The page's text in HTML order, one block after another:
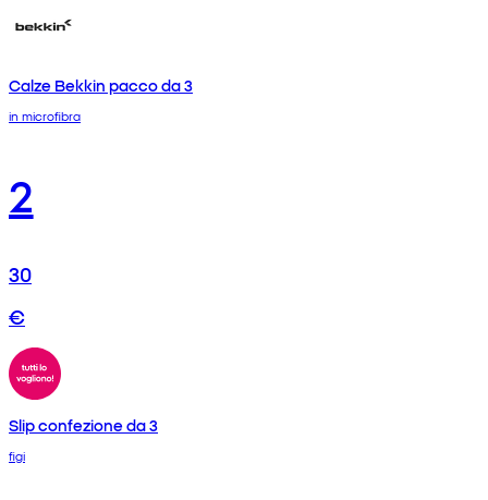
Calze Bekkin pacco da 3
in microfibra
2
30
€
Slip confezione da 3
figi